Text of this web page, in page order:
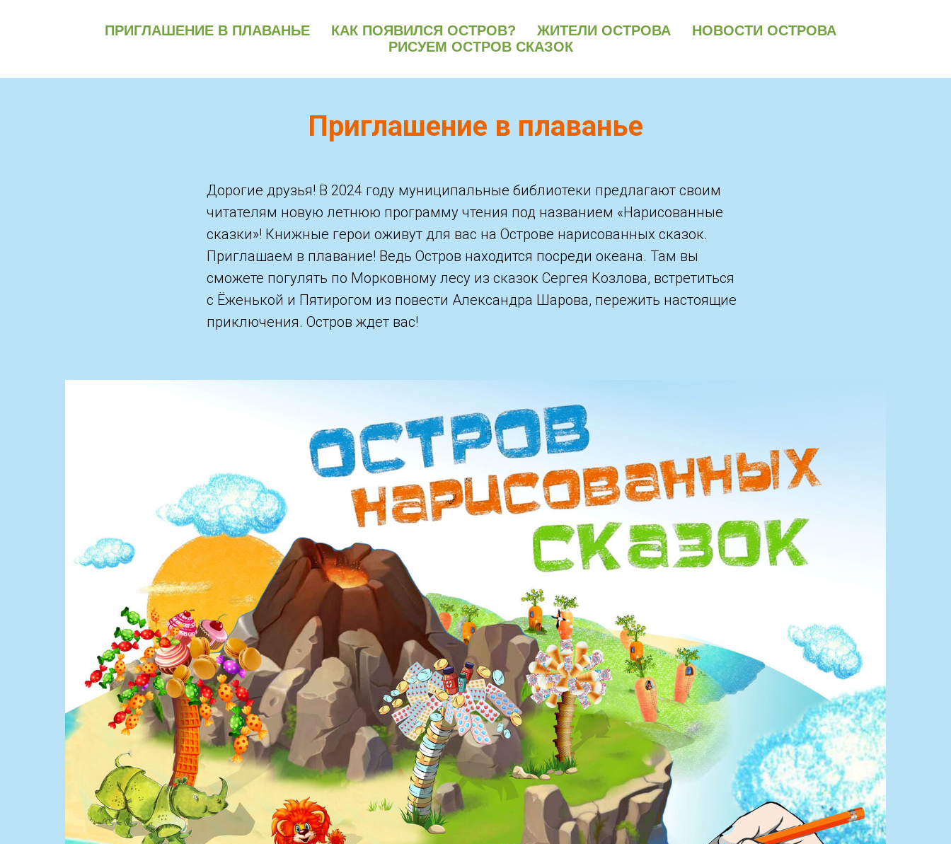
ПРИГЛАШЕНИЕ В ПЛАВАНЬЕ КАК ПОЯВИЛСЯ ОСТРОВ? ЖИТЕЛИ ОСТРОВА
НОВОСТИ ОСТРОВА
РИСУЕМ ОСТРОВ СКАЗОК
Приглашение в плаванье
Дорогие друзья! В 2024 году муниципальные библиотеки предлагают своим
читателям новую летнюю программу чтения под названием «Нарисованные
сказки»! Книжные герои оживут для вас на Острове нарисованных сказок.
Приглашаем в плавание! Ведь Остров находится посреди океана. Там вы
сможете погулять по Морковному лесу из сказок Сергея Козлова, встретиться
с Ёженькой и Пятирогом из повести Александра Шарова, пережить настоящие
приключения. Остров ждет вас!